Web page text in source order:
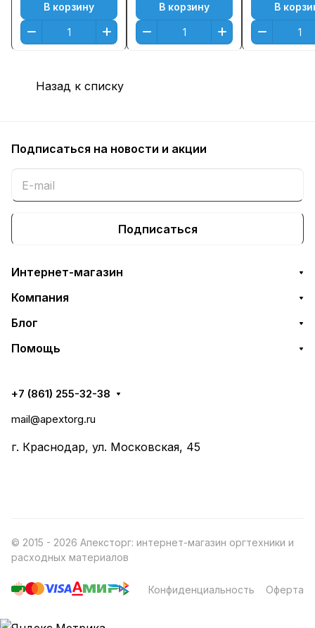
В корзину В корзину В
Назад к списку
Подписаться на новости и акции
Подписаться
Интернет-магазин
Компания
Блог
Помощь
+7 (861) 255-32-38
mail@apextorg.ru
г. Краснодар, ул. Московская, 45
© 2015 - 2026 Апексторг: интернет-магазин оргтехники и
расходных материалов
Конфиденциальность Оферта